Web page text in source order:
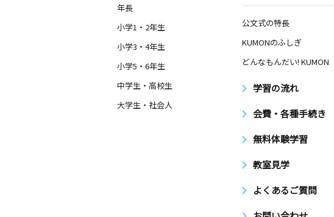
年長
小学1・2年生
小学3・4年生
小学5・6年生
中学生・高校生
大学生・社会人
公文式の特長
KUMONのふしぎ
どんなもんだい! KUMON
学習の流れ
会費・各種手続き
無料体験学習
教室見学
よくあるご質問